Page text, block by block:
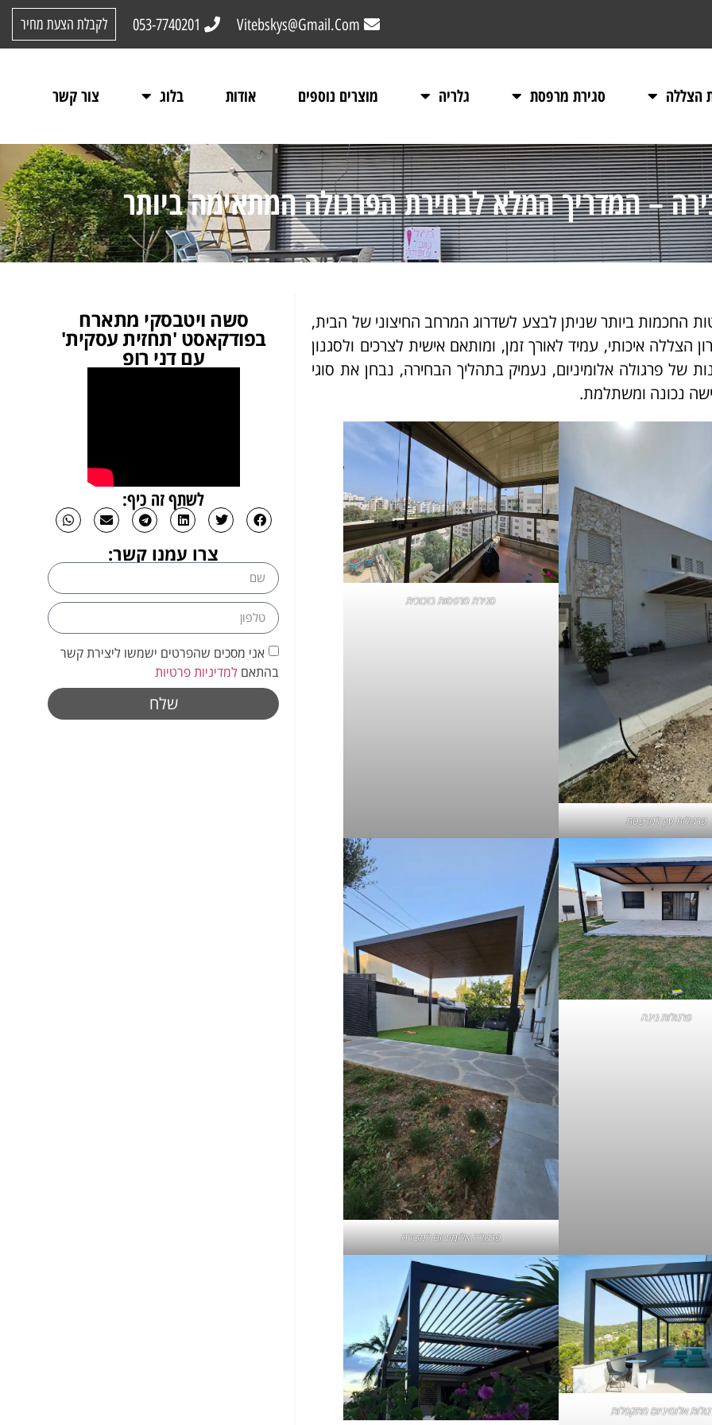
Vitebskys@Gmail.Com
053-7740201 לקבלת הצעת מחיר
הצללה סגירת מרפסת גלריה מוצרים נוספים אודות בלוג צור קשר
– המדריך המלא לבחירת הפרגולה המתאימה ביותר
החכמות ביותר שניתן לבצע לשדרוג המרחב החיצוני של הבית,
הצללה איכותי, עמיד לאורך זמן, ומותאם אישית לצרכים ולסגנון
של פרגולה אלומיניום, נעמיק בתהליך הבחירה, נבחן את סוגי
נכונה ומשתלמת.
פרגולות עץ למרפסת
סגירת מרפסות בזכוכית
פרגולות גינה
פרגולה אלומיניום למכירה
אלומיניום מתקפלות
סשה ויטבסקי מתארח
בפודקאסט 'תחזית עסקית'
עם דני רופ
לשתף זה כיף:
צרו עמנו קשר:
אני מסכים שהפרטים ישמשו ליצירת קשר
בהתאם למדיניות פרטיות
שלח